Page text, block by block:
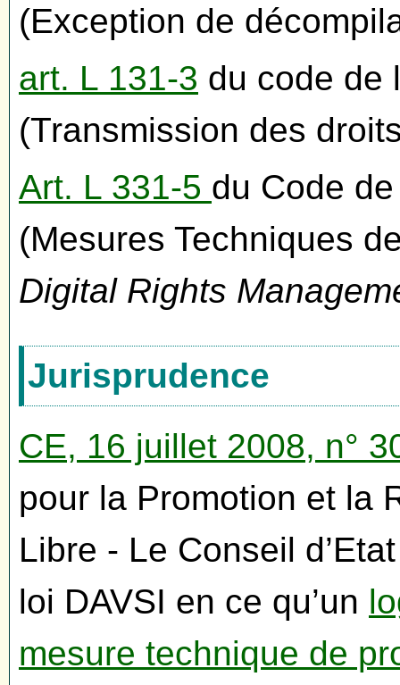
(Exception de
art. L 131-3 du code de
(Transmission des
Art. L 331-5 du Code
(Mesures Techniques
Digital Rights
Jurisprudence
CE, 16 juillet 2008, n°
pour la Promotion et la
Libre - Le Conseil
loi DAVSI en ce qu’un
mesure technique de